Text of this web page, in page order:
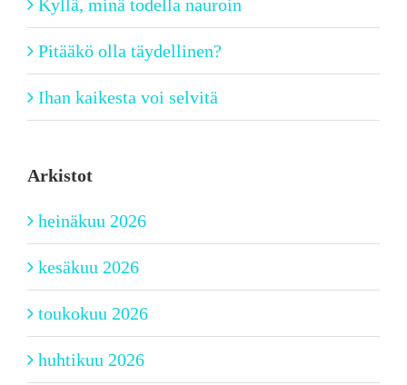
Kyllä, minä todella nauroin
Pitääkö olla täydellinen?
Ihan kaikesta voi selvitä
Arkistot
heinäkuu 2026
kesäkuu 2026
toukokuu 2026
huhtikuu 2026